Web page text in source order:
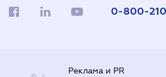
0-800-
Реклама и PR